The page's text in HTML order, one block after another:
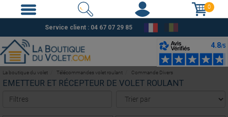
0
Service client : 04 67 07 29 85
EMETTEUR ET RÉCEPTEUR DE VOLET ROULANT
Filtres
La boutique du volet Télécommandes volet roulant Commande Divers